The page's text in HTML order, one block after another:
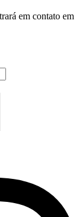
em contato em